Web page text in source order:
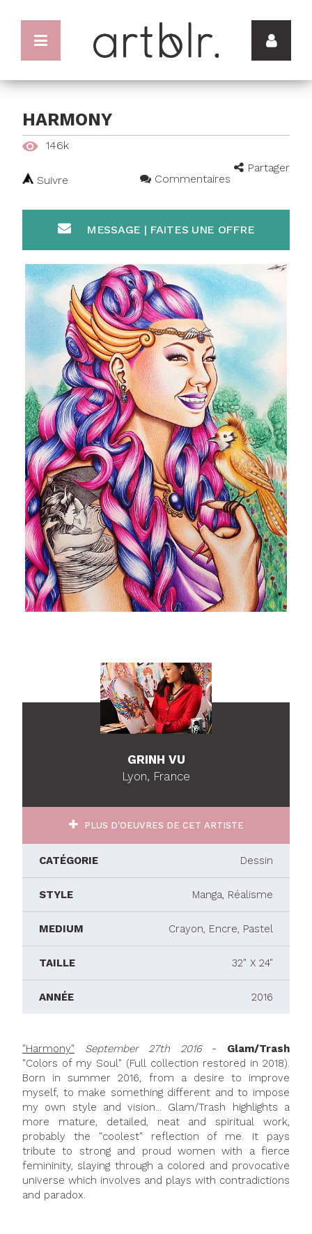
HARMONY
146k
Partager
Suivre
Commentaires
MESSAGE | FAITES UNE OFFRE
GRINH VU
Lyon, France
PLUS D'OEUVRES DE CET ARTISTE
CATÉGORIE Dessin
STYLE Manga, Réalisme
MEDIUM Crayon, Encre, Pastel
TAILLE 32" X 24"
ANNÉE 2016
"Harmony" September 27th 2016- Glam/Trash
"Colors of my Soul" (Full collection restored in 2018).
Born in summer 2016, from a desire to improve
myself, to make something different and to impose
my own style and vision... Glam/Trash highlights a
more mature, detailed, neat and spiritual work,
probably the "coolest" reflection of me. It pays
tribute to strong and proud women with a fierce
femininity, slaying through a colored and provocative
universe which involves and plays with contradictions
and paradox.